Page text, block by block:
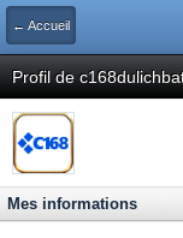
← Accueil
Profil de
Mes informations